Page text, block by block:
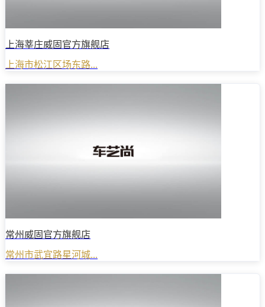
上海莘庄威固官方旗舰店
上海市松江区场东路...
常州威固官方旗舰店
常州市武宜路星河城...